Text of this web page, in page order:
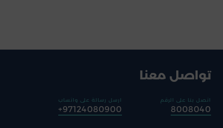
تواصل معنا
اتصل بنا على الرقم
8008040
ارسل رسالة على واتساب
97124080900+